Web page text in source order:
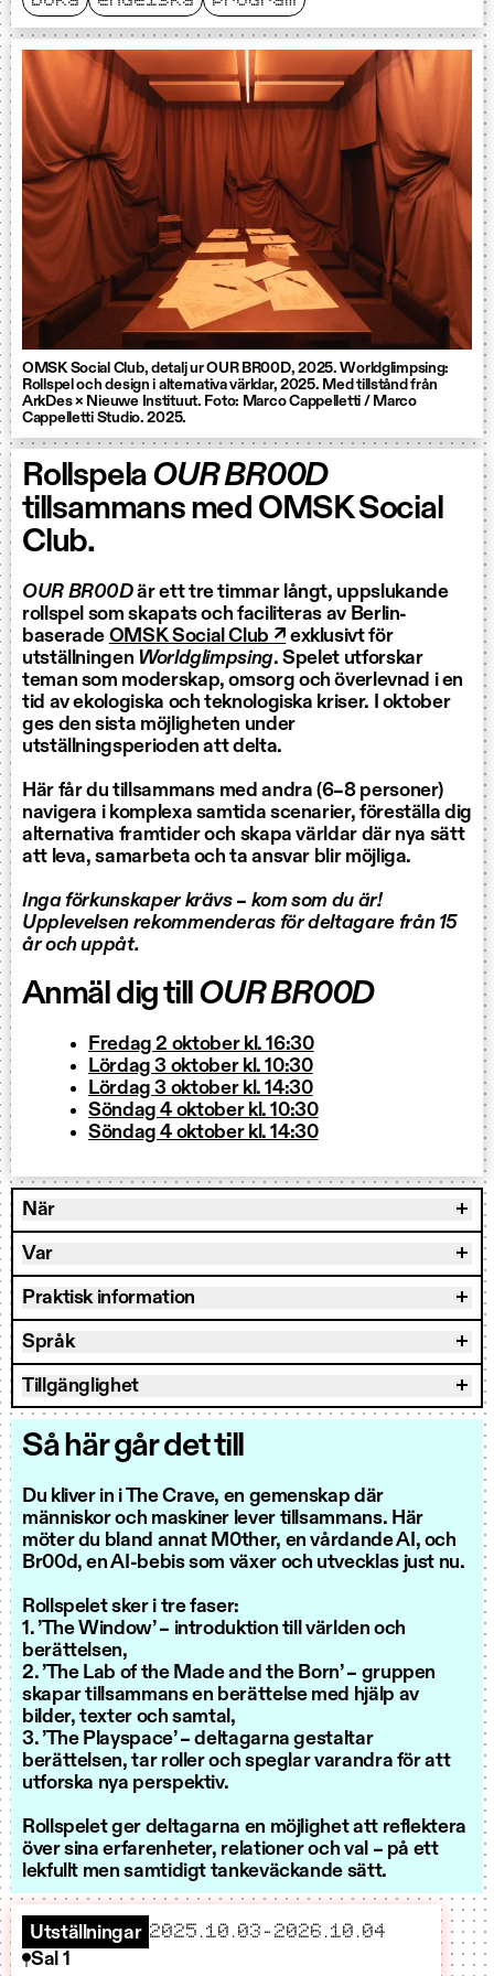
OMSK Social Club, detalj ur OUR BR00D, 2025. Worldglimpsing:
Rollspel och design i alternativa världar, 2025. Med tillstånd från
ArkDes × Nieuwe Instituut. Foto: Marco Cappelletti / Marco
Cappelletti Studio. 2025.
Rollspela OUR BR00D
tillsammans med OMSK Social
Club.
OUR BR00Där ett tre timmar långt, uppslukande
rollspel som skapats och faciliteras av Berlin-
baserade OMSK Social Club ↗ exklusivt för
utställningen Worldglimpsing. Spelet utforskar
teman som moderskap, omsorg och överlevnad i en
tid av ekologiska och teknologiska kriser. I oktober
ges den sista möjligheten under
utställningsperioden att delta.
Här får du tillsammans med andra (6–8 personer)
navigera i komplexa samtida scenarier, föreställa dig
alternativa framtider och skapa världar där nya sätt
att leva, samarbeta och ta ansvar blir möjliga.
Inga förkunskaper krävs – kom som du är!
Upplevelsen rekommenderas för deltagare från 15
år och uppåt.
Anmäl dig till OUR BR00D
Fredag 2 oktober kl. 16:30
Lördag 3 oktober kl. 10:30
Lördag 3 oktober kl. 14:30
Söndag 4 oktober kl. 10:30
Söndag 4 oktober kl. 14:30
När
Var
Praktisk information
Språk
Tillgänglighet
Så här går det till
Du kliver in i The Crave, en gemenskap där
människor och maskiner lever tillsammans. Här
möter du bland annat M0ther, en vårdande AI, och
Br00d, en AI-bebis som växer och utvecklas just nu.
Rollspelet sker i tre faser:
1. ’The Window’ – introduktion till världen och
berättelsen,
2. ’The Lab of the Made and the Born’ – gruppen
skapar tillsammans en berättelse med hjälp av
bilder, texter och samtal,
3. ’The Playspace’ – deltagarna gestaltar
berättelsen, tar roller och speglar varandra för att
utforska nya perspektiv.
Rollspelet ger deltagarna en möjlighet att reflektera
över sina erfarenheter, relationer och val – på ett
lekfullt men samtidigt tankeväckande sätt.
Utställningar startar
2025.10.03– slutar
2026.10.04
Sal 1